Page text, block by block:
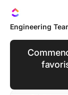
Engineering